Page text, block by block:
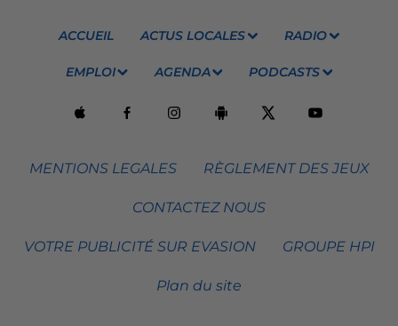
ACCUEIL ACTUS LOCALES RADIO
EMPLOI AGENDA PODCASTS
MENTIONS LEGALES RÈGLEMENT DES JEUX
CONTACTEZ NOUS
VOTRE PUBLICITÉ SUR EVASION GROUPE HPI
Plan du site